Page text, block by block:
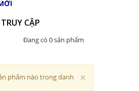
CẬP
Đang có 0 sản phẩm
×
phẩm nào trong danh